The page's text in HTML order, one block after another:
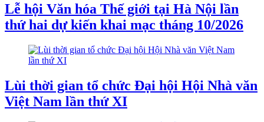
Lễ hội Văn hóa Thế giới tại Hà Nội lần
thứ hai dự kiến khai mạc tháng 10/2026
Lùi thời gian tổ chức Đại hội Hội Nhà văn
Việt Nam lần thứ XI